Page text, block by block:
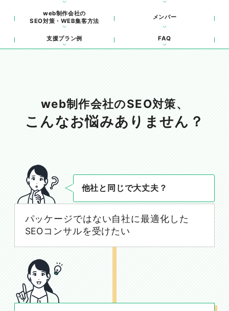
web制作会社の
SEO対策・WEB集客方法
メンバー
支援プラン例 FAQ
web制作会社のSEO対策、
こんなお悩みありません？
他社と同じで大丈夫？
パッケージではない自社に最適化した
SEOコンサルを受けたい